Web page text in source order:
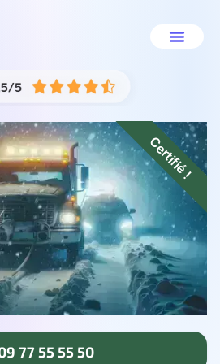
Certifié !
77 55 55 50